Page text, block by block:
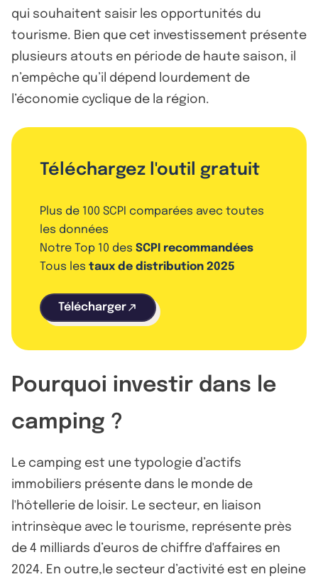
qui souhaitent saisir les opportunités du
tourisme. Bien que cet investissement présente
plusieurs atouts en période de haute saison, il
n’empêche qu’il dépend lourdement de
l’économie cyclique de la région.
Téléchargez l'outil gratuit
Plus de 100 SCPI comparées avec toutes
les données
Notre Top 10 des SCPI recommandées
Tous les taux de distribution 2025
Télécharger
Pourquoi investir dans le
camping ?
Le camping est une typologie d’actifs
immobiliers présente dans le monde de
l'hôtellerie de loisir. Le secteur, en liaison
intrinsèque avec le tourisme, représente près
de 4 milliards d’euros de chiffre d'affaires en
2024. En outre,le secteur d’activité est en pleine